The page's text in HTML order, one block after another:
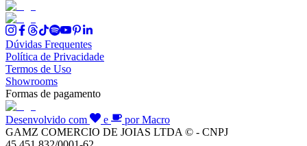
Dúvidas Frequentes
Política de Privacidade
Termos de Uso
Showrooms
Formas de pagamento
Desenvolvido com e
por Macro
GAMZ COMERCIO DE JOIAS LTDA © - CNPJ